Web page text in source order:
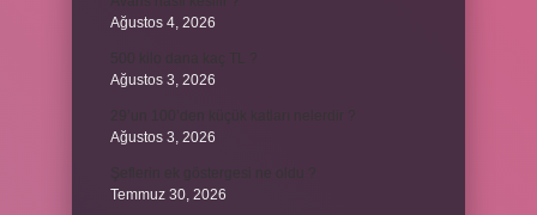
Ağustos 4, 2026
Ağustos 3, 2026
Ağustos 3, 2026
Temmuz 30, 2026